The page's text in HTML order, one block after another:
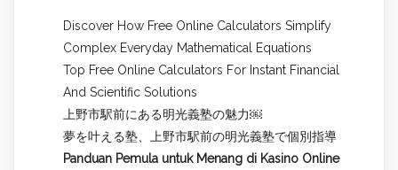
Discover How Free Online Calculators Simplify
Complex Everyday Mathematical Equations
Top Free Online Calculators For Instant Financial
And Scientific Solutions
上野市駅前にある明光義塾の魅力￼
夢を叶える塾、上野市駅前の明光義塾で個別指導
Panduan Pemula untuk Menang di Kasino Online